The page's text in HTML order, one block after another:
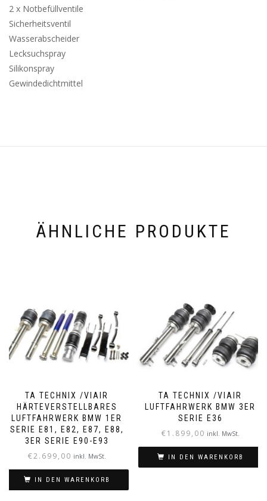
2 x Notbefüllventile
Sicherheitsventil
Wasserabscheider
Lecksuchspray
Silikonspray
Gewindedichtmittel
ÄHNLICHE PRODUKTE
TA TECHNIX /VIAIR
HÄRTEVERSTELLBARES
LUFTFAHRWERK BMW 1ER
SERIE E81, E82, E87, E88,
3ER SERIE E90-E93
€2.699,00 inkl. MwSt.
IN DEN WARENKORB
TA TECHNIX /VIAIR
LUFTFAHRWERK BMW 3ER
SERIE E36
€1.899,00 inkl. MwSt.
IN DEN WARENKORB